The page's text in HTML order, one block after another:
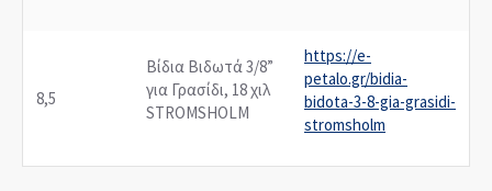
8,5
Βίδια Βιδωτά 3/8”
για Γρασίδι, 18 χιλ
STROMSHOLM
https://e-
petalo.gr/bidia-
bidota-3-8-gia-grasidi-
stromsholm